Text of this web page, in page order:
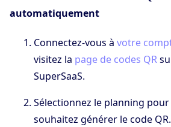
automatiquement
Connectez-vous à votre
visitez la page de codes QR
SuperSaaS.
Sélectionnez le planning
souhaitez générer le code QR.